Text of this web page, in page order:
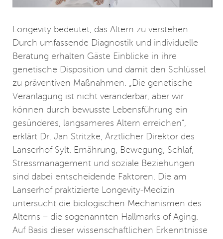
Longevity bedeutet, das Altern zu verstehen.
Durch umfassende Diagnostik und individuelle
Beratung erhalten Gäste Einblicke in ihre
genetische Disposition und damit den Schlüssel
zu präventiven Maßnahmen. „Die genetische
Veranlagung ist nicht veränderbar, aber wir
können durch bewusste Lebensführung ein
gesünderes, langsameres Altern erreichen“,
erklärt Dr. Jan Stritzke, Ärztlicher Direktor des
Lanserhof Sylt. Ernährung, Bewegung, Schlaf,
Stressmanagement und soziale Beziehungen
sind dabei entscheidende Faktoren. Die am
Lanserhof praktizierte Longevity-Medizin
untersucht die biologischen Mechanismen des
Alterns – die sogenannten Hallmarks of Aging.
Auf Basis dieser wissenschaftlichen Erkenntnisse